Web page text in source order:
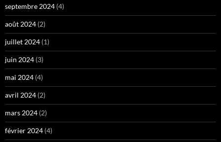
septembre 2024 (4)
août 2024 (2)
juillet 2024 (1)
juin 2024 (3)
mai 2024 (4)
avril 2024 (2)
mars 2024 (2)
février 2024 (4)